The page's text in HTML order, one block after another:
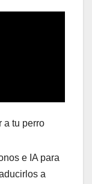
a tu perro
e IA para
a